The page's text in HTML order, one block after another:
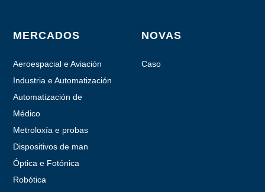
MERCADOS
Aeroespacial e Aviación
Industria e Automatización
Automatización de
Laboratorio
Médico
Metroloxía e probas
Dispositivos de man
motorizados
Óptica e Fotónica
Robótica
NOVAS
Caso